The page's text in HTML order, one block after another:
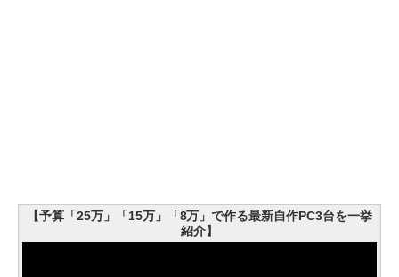
【予算「25万」「15万」「8万」で作る最新自作PC3台を一挙
紹介】